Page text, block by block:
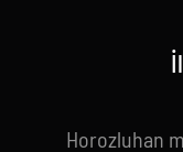
Horozluhan